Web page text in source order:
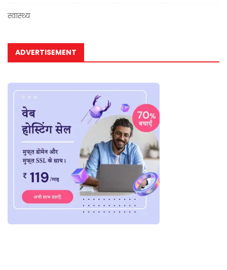
स्वास्थ्य
ADVERTISEMENT